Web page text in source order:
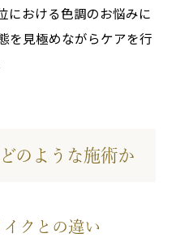
における色調のお悩みに
を見極めながらケアを行
のような施術か
クとの違い